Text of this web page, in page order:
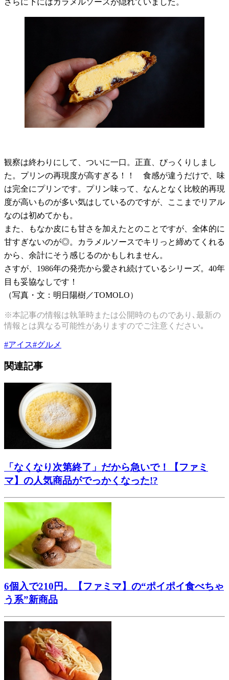
観察は終わりにして、ついに一口。正直、びっくりしまし
た。プリンの再現度が高すぎる！！ 食感が違うだけで、味
は完全にプリンです。プリン味って、なんとなく比較的再現
度が高いものが多い気はしているのですが、ここまでリアル
なのは初めてかも。
また、もなか皮にも甘さを加えたとのことですが、全体的に
甘すぎないのが◎。カラメルソースでキリっと締めてくれる
から、余計にそう感じるのかもしれません。
さすが、 1986年の発売から愛され続けているシリーズ。 40年
目も妥協なしです！
（写真・文：明日陽樹／TOMOLO）
※本記事の情報は執筆時または公開時のものであり､最新の
情報とは異なる可能性がありますのでご注意ください｡
#アイス#グルメ
関連記事
「なくなり次第終了」だから急いで！【ファミ
マ】の人気商品がでっかくなった!?
6個入で210円。【ファミマ】の“ポイポイ食べちゃ
う系”新商品